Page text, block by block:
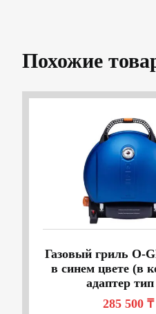
Похожие
Газовый гриль O-
в синем цвете (в
адаптер
285 500₸